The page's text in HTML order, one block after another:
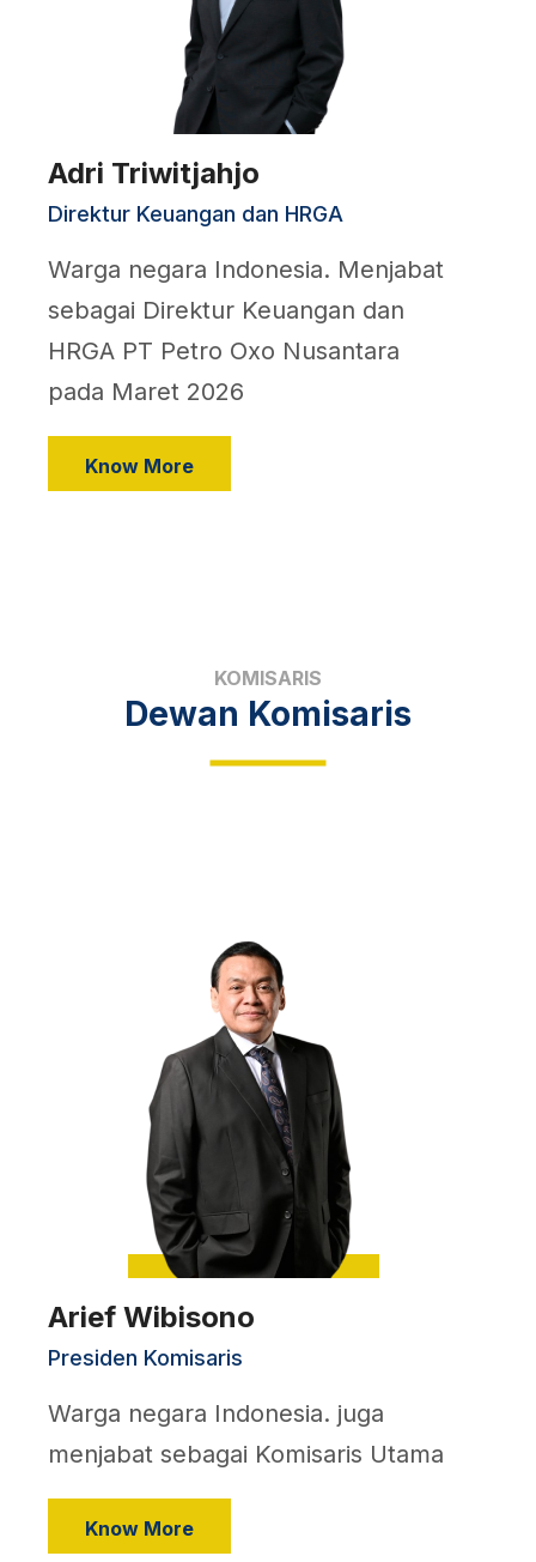
Adri Triwitjahjo
Direktur Keuangan dan HRGA
Warga negara Indonesia. Menjabat
sebagai Direktur Keuangan dan
HRGA PT Petro Oxo Nusantara
pada Maret 2026
Know More
KOMISARIS
Dewan Komisaris
Arief Wibisono
Presiden Komisaris
Warga negara Indonesia. juga
menjabat sebagai Komisaris Utama
Know More